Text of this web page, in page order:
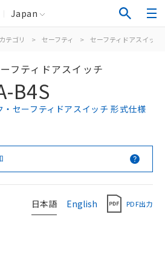
Japan
テゴリ > セーフティ > セーフティドアスイッチ
フティドアスイッチ
B4S
セーフティドアスイッチ 形式仕様
日本語 English PDF出力